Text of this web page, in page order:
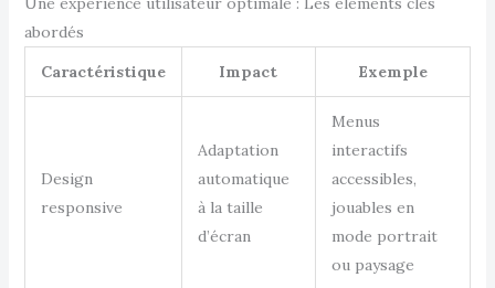
abordés
Caractéristique
Impact Exemple
Design
responsive
Adaptation
automatique
à la taille
d’écran
Menus
interactifs
accessibles,
jouables en
mode portrait
ou paysage